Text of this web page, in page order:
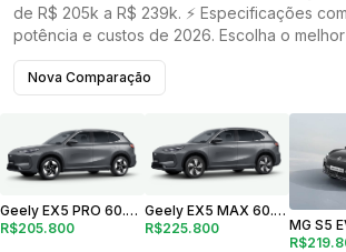
de R$ 205k a R$ 239k. ⚡ Especificações
potência e custos de 2026. Escolha o
Nova Comparação
Geely EX5 PRO 60.22 kWh
R$205.800
Geely EX5 MAX 60.22 kWh
R$225.800
MG S5